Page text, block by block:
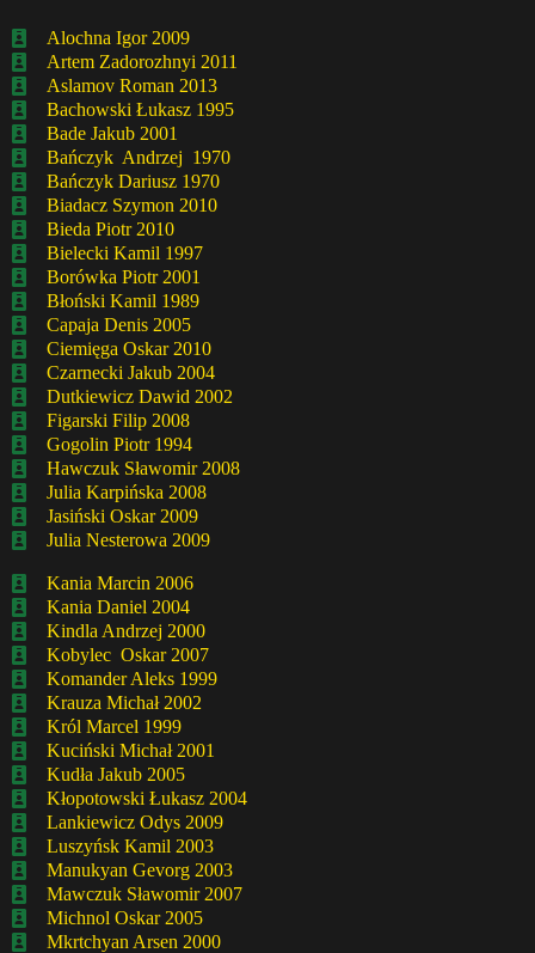
Alochna Igor 2009
Artem Zadorozhnyi 2011
Aslamov Roman 2013
Bachowski Łukasz 1995
Bade Jakub 2001
Bańczyk Andrzej 1970
Bańczyk Dariusz 1970
Biadacz Szymon 2010
Bieda Piotr 2010
Bielecki Kamil 1997
Borówka Piotr 2001
Błoński Kamil 1989
Capaja Denis 2005
Ciemięga Oskar 2010
Czarnecki Jakub 2004
Dutkiewicz Dawid 2002
Figarski Filip 2008
Gogolin Piotr 1994
Hawczuk Sławomir 2008
Julia Karpińska 2008
Jasiński Oskar 2009
Julia Nesterowa 2009
Kania Marcin 2006
Kania Daniel 2004
Kindla Andrzej 2000
Kobylec Oskar 2007
Komander Aleks 1999
Krauza Michał 2002
Król Marcel 1999
Kuciński Michał 2001
Kudła Jakub 2005
Kłopotowski Łukasz 2004
Lankiewicz Odys 2009
Luszyńsk Kamil 2003
Manukyan Gevorg 2003
Mawczuk Sławomir 2007
Michnol Oskar 2005
Mkrtchyan Arsen 2000